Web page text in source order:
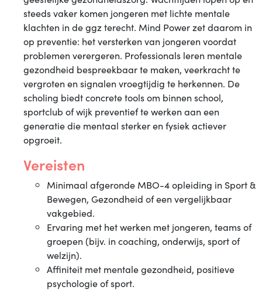
steeds vaker komen jongeren met lichte mentale
klachten in de ggz terecht. Mind Power zet daarom in
op preventie: het versterken van jongeren voordat
problemen verergeren. Professionals leren mentale
gezondheid bespreekbaar te maken, veerkracht te
vergroten en signalen vroegtijdig te herkennen. De
scholing biedt concrete tools om binnen school,
sportclub of wijk preventief te werken aan een
generatie die mentaal sterker en fysiek actiever
opgroeit.
Vereisten
Minimaal afgeronde MBO-4 opleiding in Sport &
Bewegen, Gezondheid of een vergelijkbaar
vakgebied.
Ervaring met het werken met jongeren, teams of
groepen (bijv. in coaching, onderwijs, sport of
welzijn).
Affiniteit met mentale gezondheid, positieve
psychologie of sport.